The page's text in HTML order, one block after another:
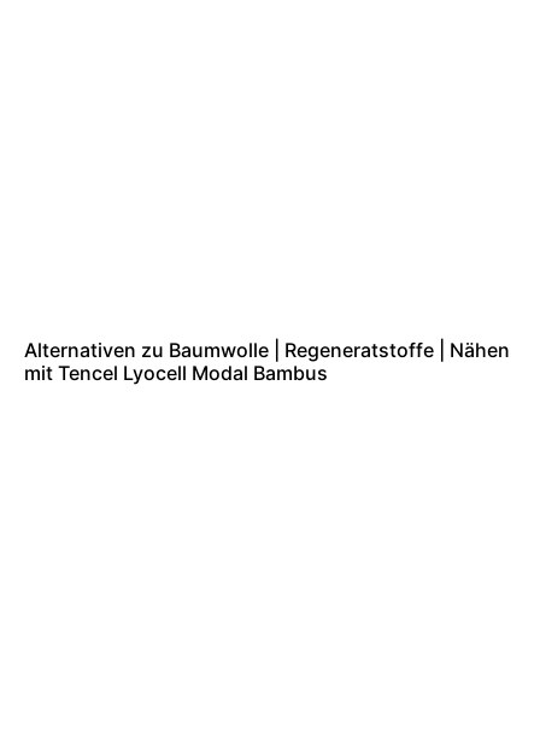
Alternativen zu Baumwolle | Regeneratstoffe | Nähen
mit Tencel Lyocell Modal Bambus